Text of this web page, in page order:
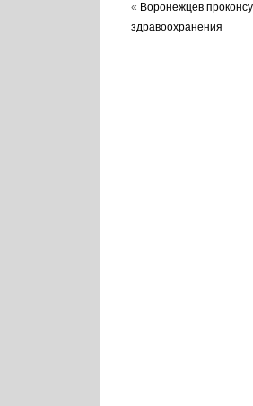
« Воронежцев
здравоохранения